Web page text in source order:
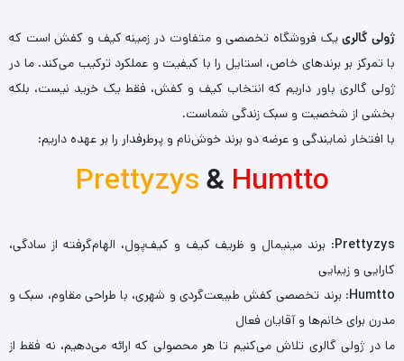
ژولی گالرییک فروشگاه تخصصی و متفاوت در زمینه کیف و کفش است که
با تمرکز بر برندهای خاص، استایل را با کیفیت و عملکرد ترکیب می‌کند. ما در
ژولی گالری باور داریم که انتخاب کیف و کفش، فقط یک خرید نیست، بلکه
بخشی از شخصیت و سبک زندگی شماست.
با افتخار نمایندگی و عرضه دو برند خوش‌نام و پرطرفدار را بر عهده داریم:
Prettyzys& Humtto
Prettyzys: برند مینیمال و ظریف کیف و کیف‌پول، الهام‌گرفته از سادگی،
کارایی و زیبایی
Humtto: برند تخصصی کفش طبیعت‌گردی و شهری، با طراحی مقاوم، سبک و
مدرن برای خانم‌ها و آقایان فعال
ما در ژولی گالری تلاش می‌کنیم تا هر محصولی که ارائه می‌دهیم، نه فقط از